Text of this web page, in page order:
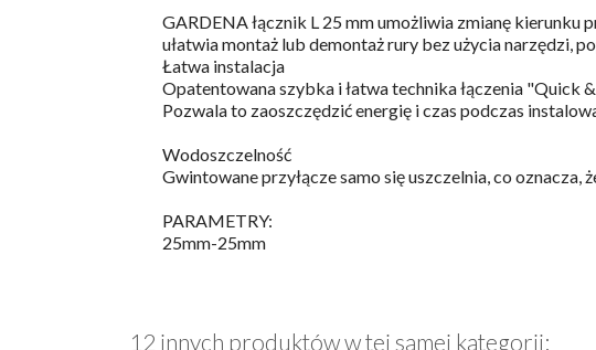
GARDENA łącznik L 25 mm umożliwia zmianę kierunku
ułatwia montaż lub demontaż rury bez użycia narzędzi,
Łatwa instalacja
Opatentowana szybka i łatwa technika łączenia "Quick
Pozwala to zaoszczędzić energię i czas podczas
Wodoszczelność
Gwintowane przyłącze samo się uszczelnia, co
PARAMETRY:
25mm-25mm
12 innych produktów w tej samej kategorii: